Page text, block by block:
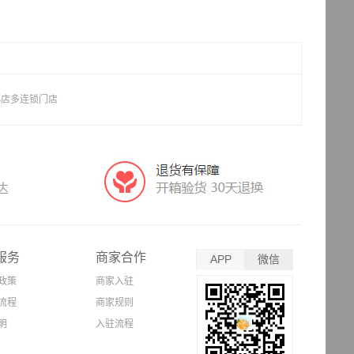
多连锁门店
务
策
程
商家合作
商家入驻
商家规则
入驻流程
APP 微信